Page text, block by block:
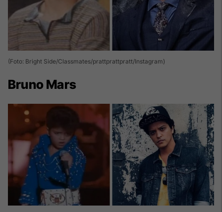
(Foto: Bright Side/Classmates/prattprattpratt/Instagram)
Bruno Mars